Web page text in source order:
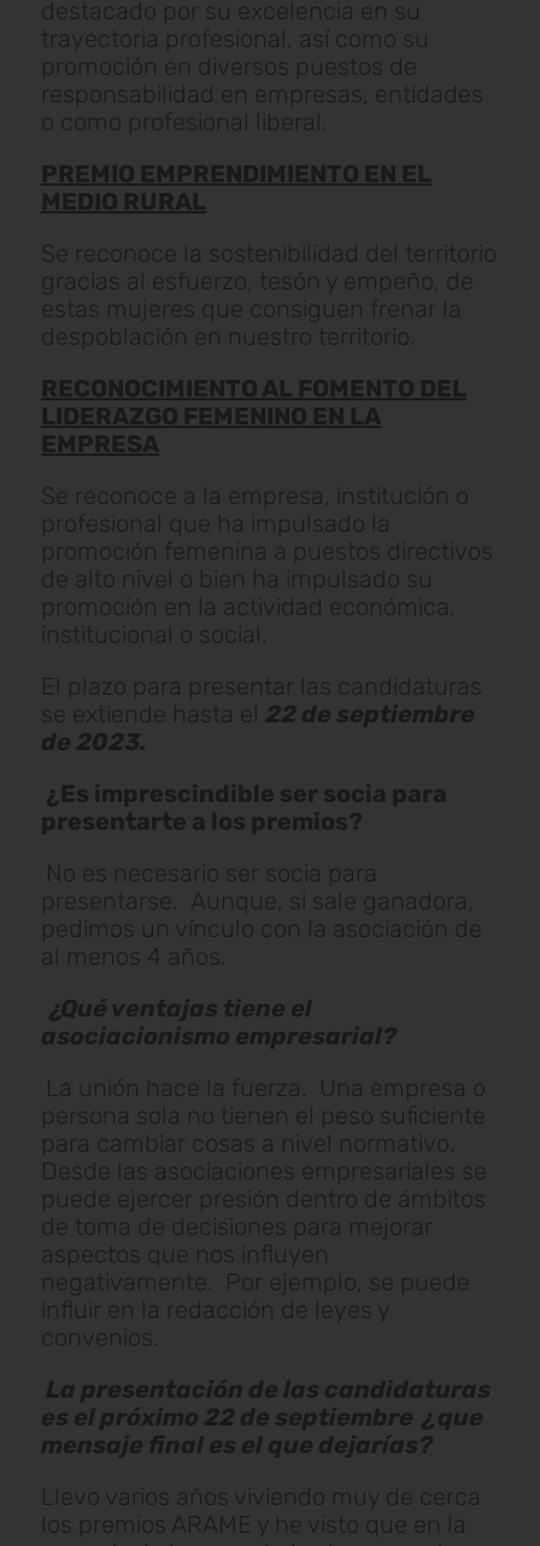
destacado por su excelencia en su
trayectoria profesional, así como su
promoción en diversos puestos de
responsabilidad en empresas, entidades
o como profesional liberal.
PREMIO EMPRENDIMIENTO EN EL
MEDIO RURAL
Se reconoce la sostenibilidad del territorio
gracias al esfuerzo, tesón y empeño, de
estas mujeres que consiguen frenar la
despoblación en nuestro territorio.
RECONOCIMIENTO AL FOMENTO DEL
LIDERAZGO FEMENINO EN LA
EMPRESA
Se reconoce a la empresa, institución o
profesional que ha impulsado la
promoción femenina a puestos directivos
de alto nivel o bien ha impulsado su
promoción en la actividad económica,
institucional o social.
El plazo para presentar las candidaturas
se extiende hasta el 22 de septiembre
de 2023.
¿Es imprescindible ser socia para
presentarte a los premios?
No es necesario ser socia para
presentarse. Aunque, si sale ganadora,
pedimos un vínculo con la asociación de
al menos 4 años.
¿Qué ventajas tiene el
asociacionismo empresarial?
La unión hace la fuerza. Una empresa o
persona sola no tienen el peso suficiente
para cambiar cosas a nivel normativo.
Desde las asociaciones empresariales se
puede ejercer presión dentro de ámbitos
de toma de decisiones para mejorar
aspectos que nos influyen
negativamente. Por ejemplo, se puede
influir en la redacción de leyes y
convenios.
La presentación de las candidaturas
es el próximo 22 de septiembre ¿ que
mensaje final es el que dejarías?
Llevo varios años viviendo muy de cerca
los premios ARAME y he visto que en la